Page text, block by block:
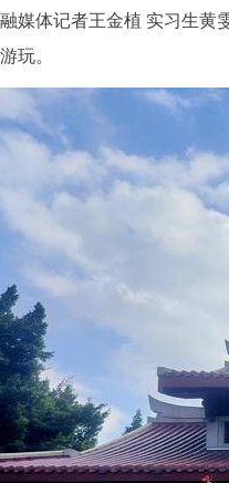
媒体记者王金植 实习生
玩。